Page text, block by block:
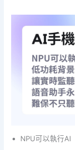
NPU可以執行AI